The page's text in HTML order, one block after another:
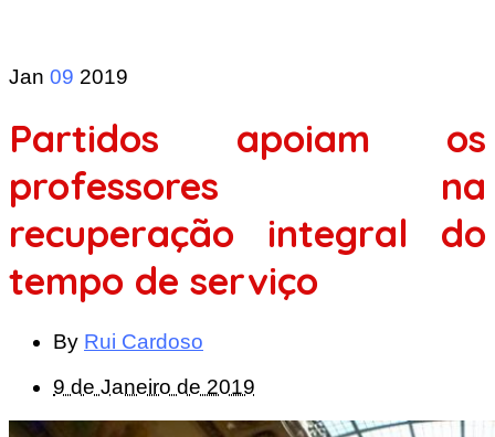
Jan 09 2019
Partidos apoiam os
professores na
recuperação integral do
tempo de serviço
By Rui Cardoso
9 de Janeiro de 2019